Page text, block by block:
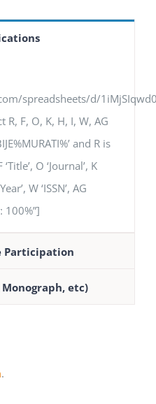
spreadsheets/d/
R, F, O, K, H, I, W, AG
and R is
O ‘Journal’, K
W ‘ISSN’, AG
100%”]
Participation
etc)
.